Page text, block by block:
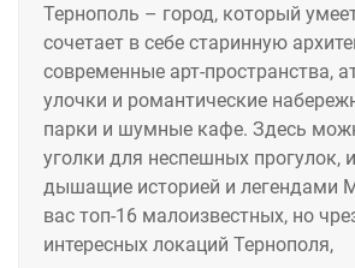
Тернополь – город, который
сочетает в себе старинную
современные арт-пространства,
улочки и романтические
парки и шумные кафе. Здесь
уголки для неспешных прогулок,
дышащие историей и легендами
вас топ-16 малоизвестных, но
интересных локаций Тернополя,